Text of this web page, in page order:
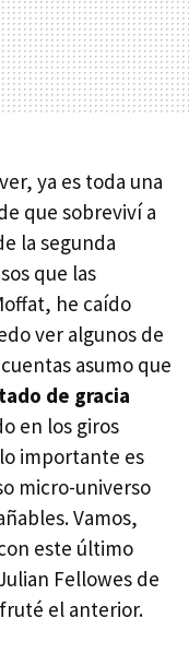
ya es toda una
que sobreviví a
la segunda
que las
he caído
ver algunos de
asumo que
de gracia
en los giros
importante es
micro-universo
Vamos,
este último
Fellowes de
el anterior.